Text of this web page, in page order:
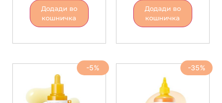
Додади во
кошничка
Додади во
кошничка
-5% -35%